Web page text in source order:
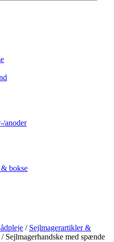
anoder
bokse
/ Sejlmagerartikler &
/ Sejlmagerhandske med spænde